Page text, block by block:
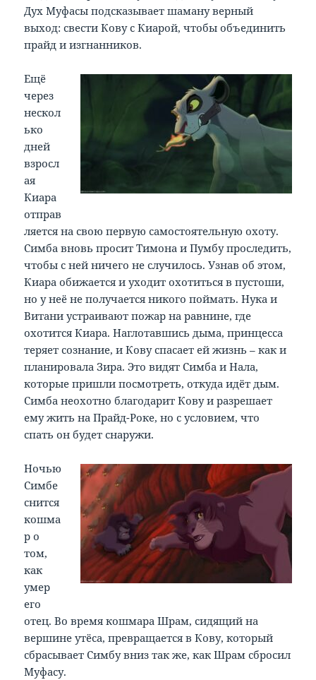
Дух Муфасы подсказывает шаману верный
выход: свести Кову с Киарой, чтобы объединить
прайд и изгнанников.
Ещё
через
нескол
ько
дней
взросл
ая
Киара
отправ
ляется на свою первую самостоятельную охоту.
Симба вновь просит Тимона и Пумбу проследить,
чтобы с ней ничего не случилось. Узнав об этом,
Киара обижается и уходит охотиться в пустоши,
но у неё не получается никого поймать. Нука и
Витани устраивают пожар на равнине, где
охотится Киара. Наглотавшись дыма, принцесса
теряет сознание, и Кову спасает ей жизнь – как и
планировала Зира. Это видят Симба и Нала,
которые пришли посмотреть, откуда идёт дым.
Симба неохотно благодарит Кову и разрешает
ему жить на Прайд-Роке, но с условием, что
спать он будет снаружи.
Ночью
Симбе
снится
кошма
р о
том,
как
умер
его
отец. Во время кошмара Шрам, сидящий на
вершине утёса, превращается в Кову, который
сбрасывает Симбу вниз так же, как Шрам сбросил
Муфасу.